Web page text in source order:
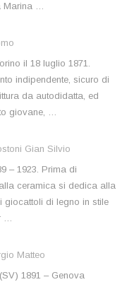
Marina …
il 18 luglio 1871.
indipendente, sicuro di
da autodidatta, ed
giovane, …
Gian Silvio
– 1923. Prima di
ceramica si dedica alla
giocattoli di legno in stile
…
Matteo
1891 – Genova